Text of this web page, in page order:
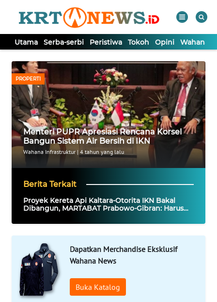
Utama Serba-serbi Peristiwa Tokoh Opini Wahana
PROPERTI
Menteri PUPR Apresiasi Rencana Korsel
Bangun Sistem Air Bersih di IKN
Wahana Infrastruktur|4 tahun yang lalu
Berita Terkait
Proyek Kereta Api Kaltara-Otorita IKN Bakal
Dibangun, MARTABAT Prabowo-Gibran: Harus
Dapatkan Merchandise Eksklusif
Wahana News
Buka Katalog
TV
Tutup
UTAMA
SERBA-
SERBI
WAHANA
INFRASTRUKTUR
WAHANA
TANI